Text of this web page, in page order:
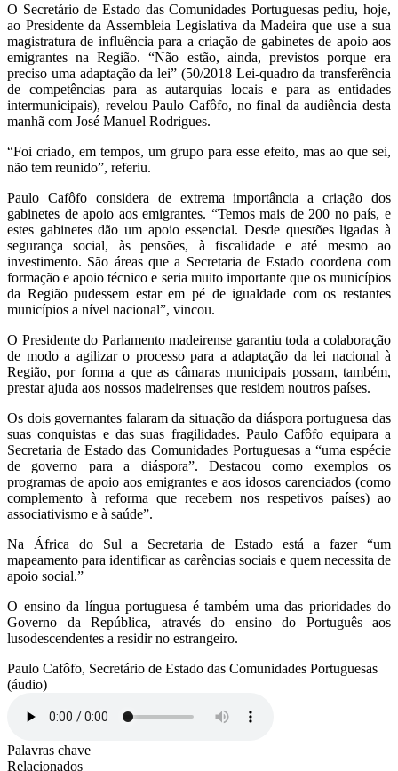
O Secretário de Estado das Comunidades Portuguesas pediu, hoje,
ao Presidente da Assembleia Legislativa da Madeira que use a sua
magistratura de influência para a criação de gabinetes de apoio aos
emigrantes na Região. “Não estão, ainda, previstos porque era
preciso uma adaptação da lei” (50/2018 Lei-quadro da transferência
de competências para as autarquias locais e para as entidades
intermunicipais), revelou Paulo Cafôfo, no final da audiência desta
manhã com José Manuel Rodrigues.
“Foi criado, em tempos, um grupo para esse efeito, mas ao que sei,
não tem reunido”, referiu.
Paulo Cafôfo considera de extrema importância a criação dos
gabinetes de apoio aos emigrantes. “Temos mais de 200 no país, e
estes gabinetes dão um apoio essencial. Desde questões ligadas à
segurança social, às pensões, à fiscalidade e até mesmo ao
investimento. São áreas que a Secretaria de Estado coordena com
formação e apoio técnico e seria muito importante que os municípios
da Região pudessem estar em pé de igualdade com os restantes
municípios a nível nacional”, vincou.
O Presidente do Parlamento madeirense garantiu toda a colaboração
de modo a agilizar o processo para a adaptação da lei nacional à
Região, por forma a que as câmaras municipais possam, também,
prestar ajuda aos nossos madeirenses que residem noutros países.
Os dois governantes falaram da situação da diáspora portuguesa das
suas conquistas e das suas fragilidades. Paulo Cafôfo equipara a
Secretaria de Estado das Comunidades Portuguesas a “uma espécie
de governo para a diáspora”. Destacou como exemplos os
programas de apoio aos emigrantes e aos idosos carenciados (como
complemento à reforma que recebem nos respetivos países) ao
associativismo e à saúde”.
Na África do Sul a Secretaria de Estado está a fazer “um
mapeamento para identificar as carências sociais e quem necessita de
apoio social.”
O ensino da língua portuguesa é também uma das prioridades do
Governo da República, através do ensino do Português aos
lusodescendentes a residir no estrangeiro.
Paulo Cafôfo, Secretário de Estado das Comunidades Portuguesas
(áudio)
Palavras chave
Relacionados